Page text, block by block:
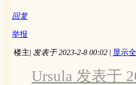
回复
举报
楼主| 发表于 2023-2-8 00:02 | 显示
Ursula 发表于